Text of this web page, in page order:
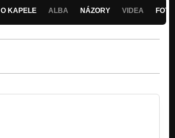
O KAPELE ALBA NÁZORY VIDEA